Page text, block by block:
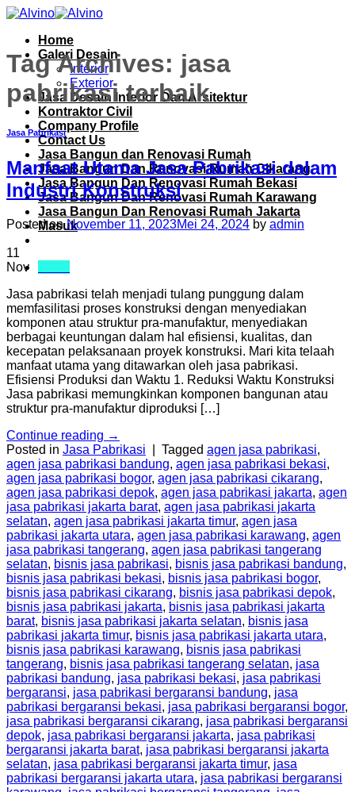
Skip
contentHome
Galeri Desain
Interior
Exterior
Jasa Desain Interior Dan Arsitektur
Kontraktor Civil
Company Profile
Contact Us
Jasa Bangun dan Renovasi Rumah
Jasa Bangun Dan Renovasi Rumah Cikarang
Jasa Bangun Dan Renovasi Rumah Bekasi
Jasa Bangun Dan Renovasi Rumah Karawang
Jasa Bangun Dan Renovasi Rumah Jakarta
Masuk
Tag Archives: jasa
pabrikasi terbaik
Jasa Pabrikasi
Manfaat Utama Jasa Pabrikasi dalam
Industri Konstruksi
Posted onNovember 11, 2023Mei 24, 2024 by admin
11
Nov
Jasa pabrikasi telah menjadi tulang punggung dalam
memfasilitasi proses konstruksi dengan menyediakan
komponen atau struktur pra-manufaktur, menyediakan
berbagai keuntungan dalam hal efisiensi, kualitas, dan
kecepatan pelaksanaan proyek konstruksi. Mari kita telaah
manfaat utama yang ditawarkan oleh jasa pabrikasi.
Efisiensi Produksi dan Waktu 1. Reduksi Waktu Konstruksi
Jasa pabrikasi memungkinkan komponen bangunan atau
struktur pra-manufaktur diproduksi […]
Continue reading →
Posted in Jasa Pabrikasi Tagged agen jasa pabrikasi,
agen jasa pabrikasi bandung, agen jasa pabrikasi bekasi,
agen jasa pabrikasi bogor, agen jasa pabrikasi cikarang,
agen jasa pabrikasi depok, agen jasa pabrikasi jakarta, agen
jasa pabrikasi jakarta barat, agen jasa pabrikasi jakarta
selatan, agen jasa pabrikasi jakarta timur, agen jasa
pabrikasi jakarta utara, agen jasa pabrikasi karawang, agen
jasa pabrikasi tangerang, agen jasa pabrikasi tangerang
selatan, bisnis jasa pabrikasi, bisnis jasa pabrikasi bandung,
bisnis jasa pabrikasi bekasi, bisnis jasa pabrikasi bogor,
bisnis jasa pabrikasi cikarang, bisnis jasa pabrikasi depok,
bisnis jasa pabrikasi jakarta, bisnis jasa pabrikasi jakarta
barat, bisnis jasa pabrikasi jakarta selatan, bisnis jasa
pabrikasi jakarta timur, bisnis jasa pabrikasi jakarta utara,
bisnis jasa pabrikasi karawang, bisnis jasa pabrikasi
tangerang, bisnis jasa pabrikasi tangerang selatan, jasa
pabrikasi bandung, jasa pabrikasi bekasi, jasa pabrikasi
bergaransi, jasa pabrikasi bergaransi bandung, jasa
pabrikasi bergaransi bekasi, jasa pabrikasi bergaransi bogor,
jasa pabrikasi bergaransi cikarang, jasa pabrikasi bergaransi
depok, jasa pabrikasi bergaransi jakarta, jasa pabrikasi
bergaransi jakarta barat, jasa pabrikasi bergaransi jakarta
selatan, jasa pabrikasi bergaransi jakarta timur, jasa
pabrikasi bergaransi jakarta utara, jasa pabrikasi bergaransi